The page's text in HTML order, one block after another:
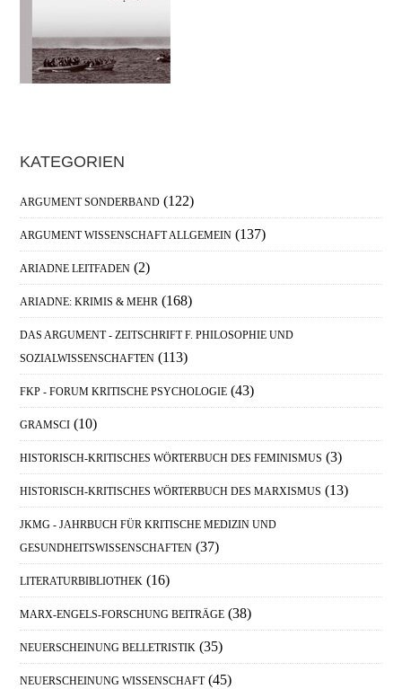
Haupt-
Sidebar
KATEGORIEN
ARGUMENT SONDERBAND (122)
ARGUMENT WISSENSCHAFT ALLGEMEIN (137)
ARIADNE LEITFADEN (2)
ARIADNE: KRIMIS & MEHR (168)
DAS ARGUMENT - ZEITSCHRIFT F. PHILOSOPHIE UND
SOZIALWISSENSCHAFTEN (113)
FKP - FORUM KRITISCHE PSYCHOLOGIE (43)
GRAMSCI (10)
HISTORISCH-KRITISCHES WÖRTERBUCH DES FEMINISMUS (3)
HISTORISCH-KRITISCHES WÖRTERBUCH DES MARXISMUS (13)
JKMG - JAHRBUCH FÜR KRITISCHE MEDIZIN UND
GESUNDHEITSWISSENSCHAFTEN (37)
LITERATURBIBLIOTHEK (16)
MARX-ENGELS-FORSCHUNG BEITRÄGE (38)
NEUERSCHEINUNG BELLETRISTIK (35)
NEUERSCHEINUNG WISSENSCHAFT (45)